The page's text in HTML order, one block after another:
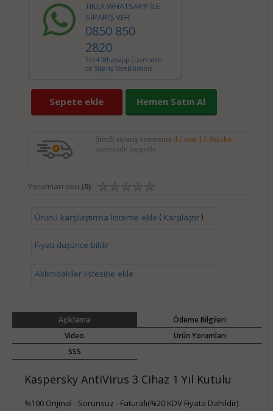
TIKLA WHATSAPP İLE
SİPARİŞ VER
0850 850
2820
7x24 Whatsapp Üzerinden
de Sipariş Verebilirsiniz.
Sepete ekle Hemen Satın Al
Şimdi sipariş verirseniz 41 saat 11 dakika
içerisinde kargoda.
Yorumları oku (0)
Ürünü karşılaştırma listeme ekle ( Karşılaştır)
Fiyatı düşünce bildir
Aklımdakiler listesine ekle
Açıklama
Ödeme Bilgileri
Video
Ürün Yorumları
SSS
Kaspersky AntiVirus 3 Cihaz 1 Yıl Kutulu
%100 Orijinal - Sorunsuz - Faturalı(%20 KDV Fiyata Dahildir)